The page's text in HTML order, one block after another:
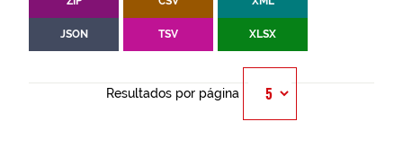
JSON TSV XLSX
Resultados por página